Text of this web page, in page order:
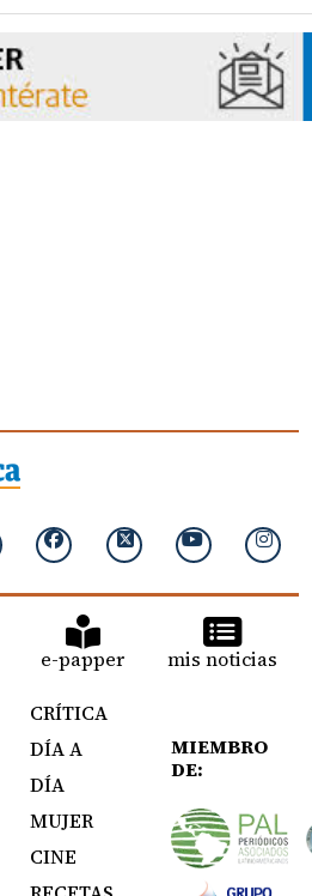
e-papper mis noticias
CRÍTICA
DÍA A
DÍA
MUJER
CINE
MIEMBRO
DE: